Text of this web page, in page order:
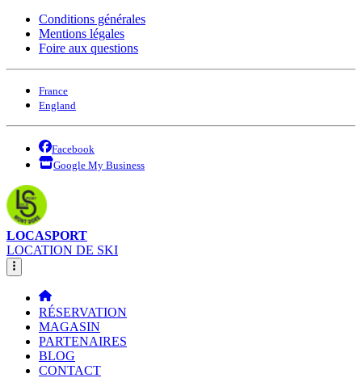
Conditions générales
Mentions légales
Foire aux questions
France
England
Facebook
Google My Business
LOCASPORT
LOCATION DE SKI
RÉSERVATION
MAGASIN
PARTENAIRES
BLOG
CONTACT